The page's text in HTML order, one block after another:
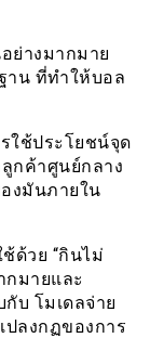
ย่างมากมาย
าน ที่ทำให้บอล
ใช้ประโยชน์จุด
กค้าศูนย์กลาง
งมันภายใน
ด้วย “กินไม่
กมายและ
บ โมเดลจ่าย
ปลงกฏของการ